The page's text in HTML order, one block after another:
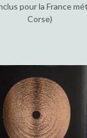
pour la France
Corse)